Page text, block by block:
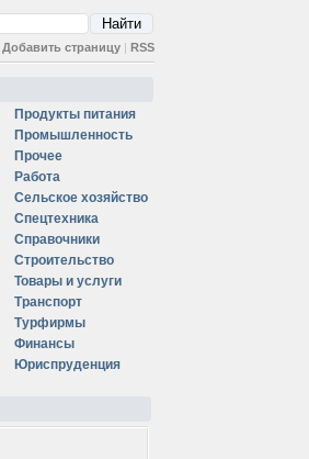
Добавить страницу | RSS
Продукты питания
Промышленность
Прочее
Работа
Сельское хозяйство
Спецтехника
Справочники
Строительство
Товары и услуги
Транспорт
Турфирмы
Финансы
Юриспруденция